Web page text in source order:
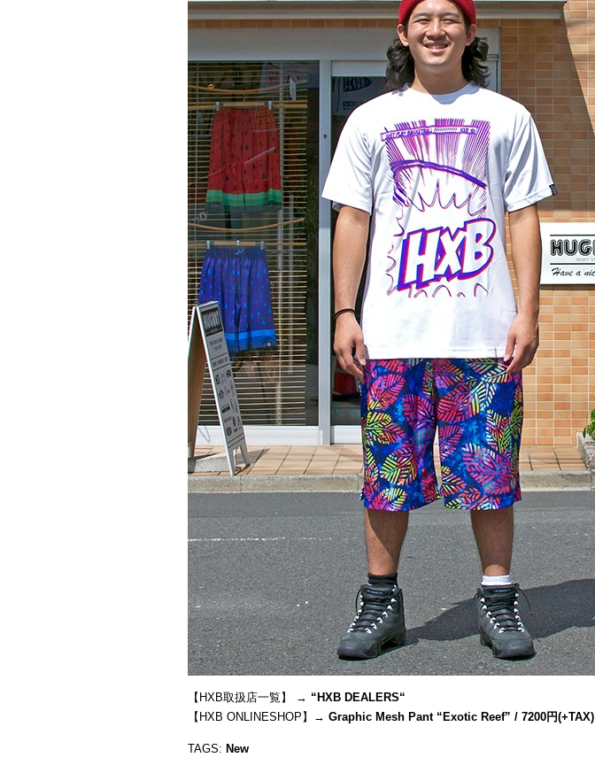
【HXB取扱店一覧】 → “ HXB DEALERS“
【HXB ONLINESHOP】→ Graphic Mesh Pant “Exotic Reef” / 7200円(+TAX)
TAGS: New